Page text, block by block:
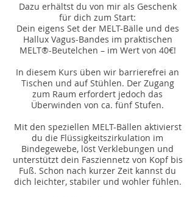
Dazu erhältst du von mir als Geschenk
für dich zum Start:
Dein eigens Set der MELT-Bälle und des
Hallux Vagus-Bandes im praktischen
MELT®-Beutelchen – im Wert von 40€!
In diesem Kurs üben wir barrierefrei an
Tischen und auf Stühlen. Der Zugang
zum Raum erfordert jedoch das
Überwinden von ca. fünf Stufen.
Mit den speziellen MELT-Bällen aktivierst
du die Flüssigkeitszirkulation im
Bindegewebe, löst Verklebungen und
unterstützt dein Fasziennetz von Kopf bis
Fuß. Schon nach kurzer Zeit kannst du
dich leichter, stabiler und wohler fühlen.